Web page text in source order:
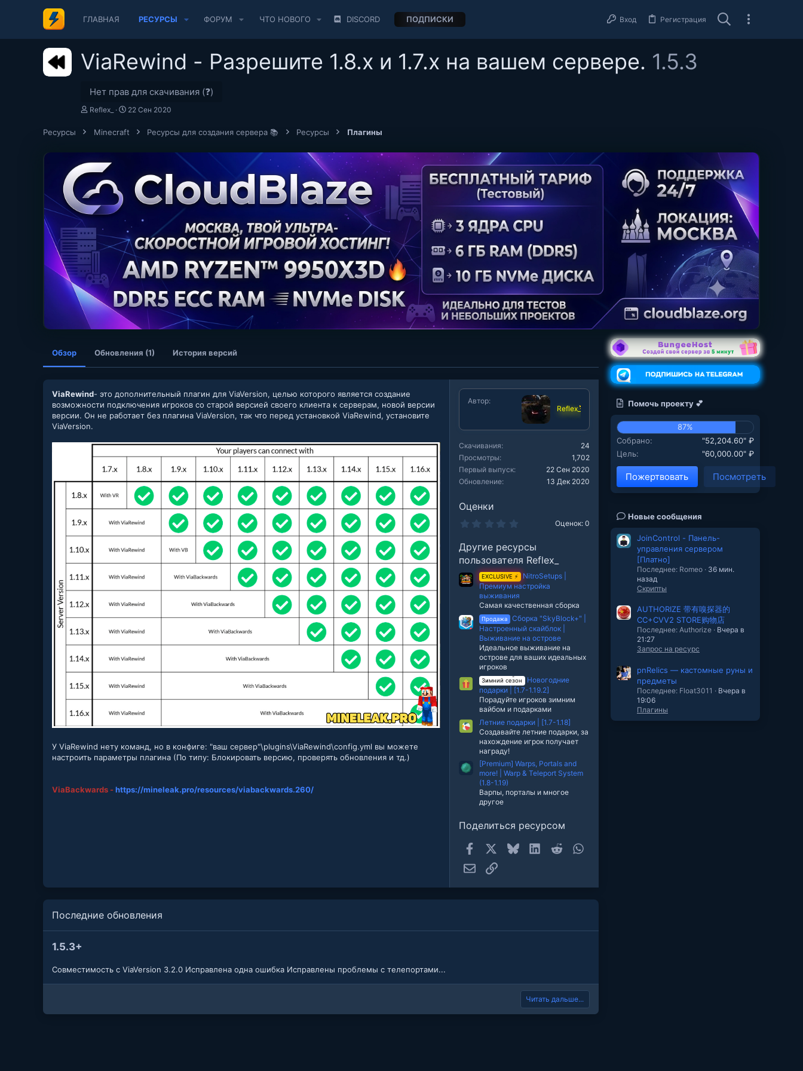
ГЛАВНАЯ РЕСУРСЫ ФОРУМ ЧТО НОВОГО DISCORD ПОДПИСКИ Вход Регистрация
ViaRewind - Разрешите 1.8.x и 1.7.x на вашем сервере. 1.5.3
Нет прав для скачивания (❓)
А
Reflex_
Д
т
а
22 Сен 2020
Ресурсы Minecraft Ресурсы для создания сервера 📚 Ресурсы Плагины
Обзор Обновления (1) История версий
ViaRewind- это дополнительный плагин для ViaVersion, целью которого является создание
возможности подключения игроков со старой версией своего клиента к серверам, новой версии
версии. Он не работает без плагина ViaVersion, так что перед установкой ViaRewind, установите
ViaVersion.
У ViaRewind нету команд, но в конфиге: "ваш сервер"\plugins\ViaRewind\config.yml вы можете
настроить параметры плагина (По типу: Блокировать версию, проверять обновления и тд.)
ViaBackwards -https://mineleak.pro/resources/viabackwards.260/
Автор
Reflex_
Скачивания
24
Просмотры
1,702
Первый выпуск
22 Сен 2020
Обновление
13 Дек 2020
Оценки
0
з
в
е
з
д
Оценок: 0
Другие ресурсы
пользователя Reflex_
EXCLUSIVE ⚡
NitroSetups |
Премиум настройка
выживания
Самая качественная сборка
Продажа
Сборка "SkyBlock+" |
Настроенный скайблок |
Выживание на острове
Идеальное выживание на
острове для ваших идеальных
игроков
Зимний сезон
Новогодние
подарки | [1.7-1.19.2]
Порадуйте игроков зимним
вайбом и подарками
Летние подарки | [1.7-1.18]
Создавайте летние подарки, за
нахождение игрок получает
награду!
[Premium] Warps, Portals and
more! | Warp & Teleport System
(1.8-1.19)
Варпы, порталы и многое
другое
Поделиться ресурсом
Facebook Bluesky LinkedInReddit
Электронная почта
Ссылка
Последние обновления
1.5.3+
Совместимость с ViaVersion 3.2.0 Исправлена одна ошибка Исправлены проблемы с телепортами...
Читать дальше...
Помочь проекту 💕
87%
Собрано
"52,204.60" ₽
Цель
"60,000.00" ₽
Пожертвовать Посмотреть
Новые сообщения
JoinControl - Панель-
управления сервером
[Платно]
Последнее: Romeo
36 мин.
назад
Скрипты
AUTHORIZE 带有嗅探器的
CC+CVV2 STORE购物店
Последнее: Authorize
Вчера в
21:27
Запрос на ресурс
pnRelics — кастомные руны и
предметы
Последнее: Float3011
Вчера в
19:06
Плагины